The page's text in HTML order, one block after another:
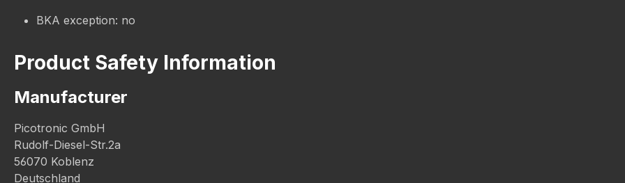
BKA exception: no
Product Safety Information
Manufacturer
Picotronic GmbH
Rudolf-Diesel-Str.2a
56070 Koblenz
Deutschland